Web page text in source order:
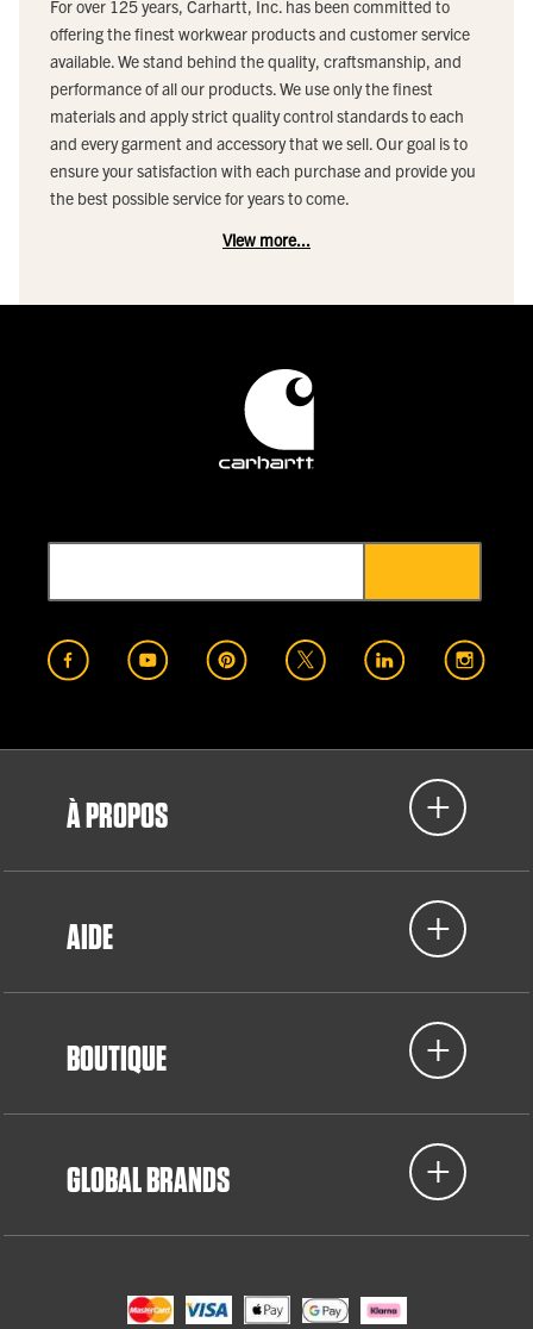
For over 125 years, Carhartt, Inc. has been committed to
offering the finest workwear products and customer service
available. We stand behind the quality, craftsmanship, and
performance of all our products. We use only the finest
materials and apply strict quality control standards to each
and every garment and accessory that we sell. Our goal is to
ensure your satisfaction with each purchase and provide you
the best possible service for years to come.
View more...
À PROPOS
AIDE
BOUTIQUE
GLOBAL BRANDS